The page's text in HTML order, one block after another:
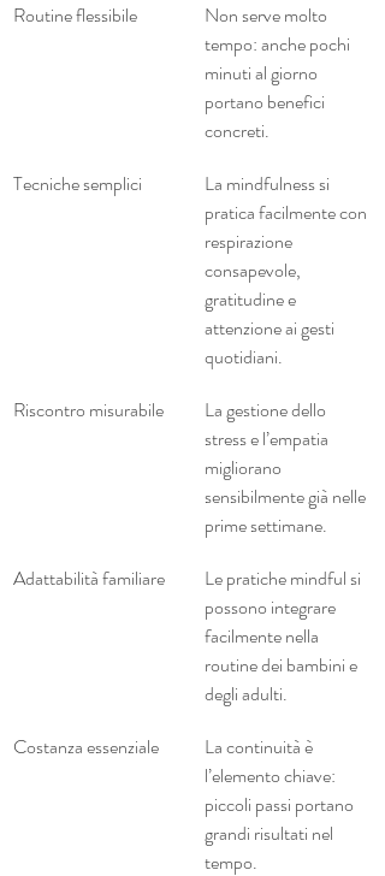
Routine flessibile
Non serve molto
tempo: anche pochi
minuti al giorno
portano benefici
concreti.
Tecniche semplici
La mindfulness si
pratica facilmente con
respirazione
consapevole,
gratitudine e
attenzione ai gesti
quotidiani.
Riscontro misurabile
La gestione dello
stress e l’empatia
migliorano
sensibilmente già nelle
prime settimane.
Adattabilità familiare
Le pratiche mindful si
possono integrare
facilmente nella
routine dei bambini e
degli adulti.
Costanza essenziale
La continuità è
l’elemento chiave:
piccoli passi portano
grandi risultati nel
tempo.